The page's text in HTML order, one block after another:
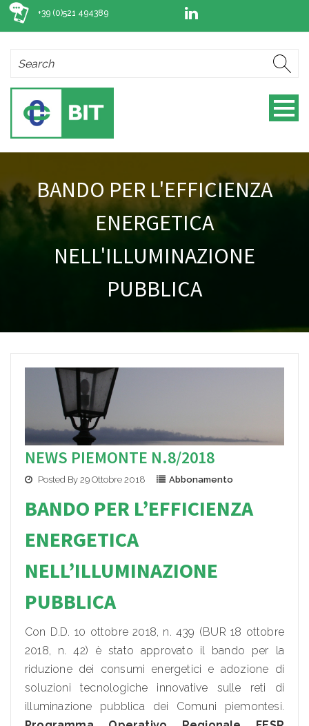
+39 (0)521 494389
BANDO PER L'EFFICIENZA
ENERGETICA
NELL'ILLUMINAZIONE
PUBBLICA
NEWS PIEMONTE N.8/2018
Posted By 29 Ottobre 2018 Abbonamento
BANDO PER L’EFFICIENZA
ENERGETICA
NELL’ILLUMINAZIONE
PUBBLICA
Con D.D. 10 ottobre 2018, n. 439 (BUR 18 ottobre
2018, n. 42) è stato approvato il bando per la
riduzione dei consumi energetici e adozione di
soluzioni tecnologiche innovative sulle reti di
illuminazione pubblica dei Comuni piemontesi.